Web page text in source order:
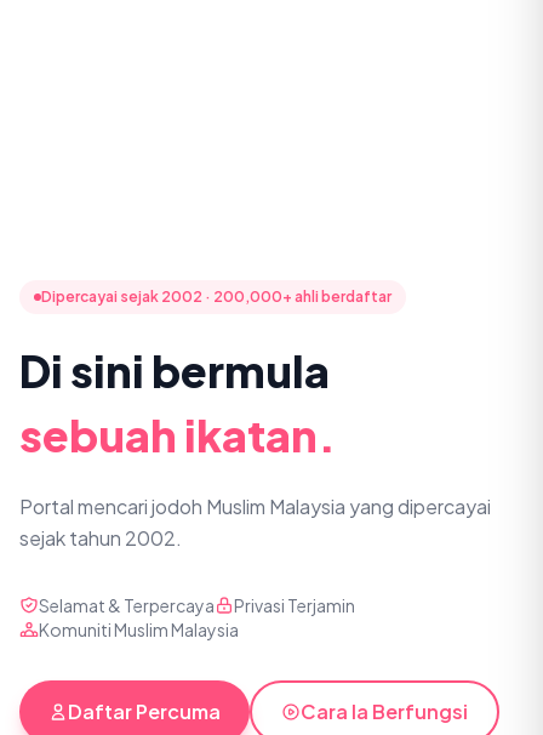
Dipercayai sejak 2002 · 200,000+ ahli berdaftar
Di sini bermula
sebuah ikatan.
Portal mencari jodoh Muslim Malaysia yang dipercayai
sejak tahun 2002.
Selamat & Terpercaya
Privasi Terjamin
Komuniti Muslim Malaysia
Daftar Percuma Cara Ia Berfungsi